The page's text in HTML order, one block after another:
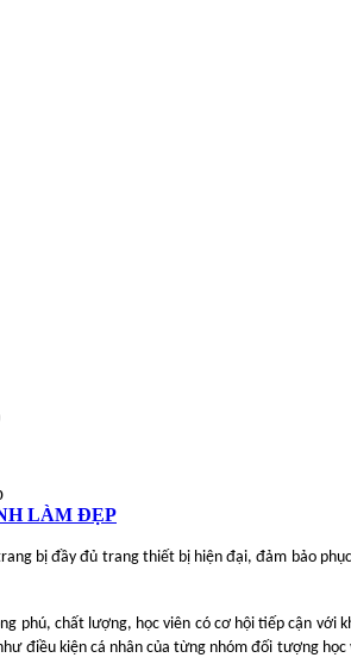
LÀM ĐẸP
bị đầy đủ trang thiết bị hiện đại, đảm bảo
phú, chất lượng, học viên có cơ hội tiếp cận với
điều kiện cá nhân của từng nhóm đối tượng